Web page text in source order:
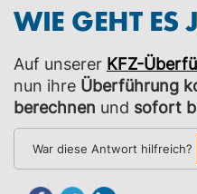
WIE GEHT ES
Auf unserer KFZ-
nun ihre Überführung
berechnen und sofort
War diese Antwort hilfreich?